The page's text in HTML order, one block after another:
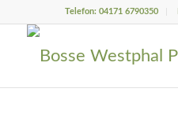
Telefon: 04171 6790350